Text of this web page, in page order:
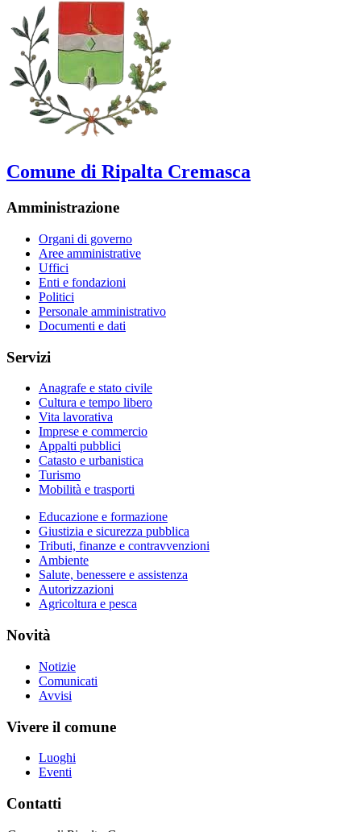
Comune di Ripalta Cremasca
Amministrazione
Organi di governo
Aree amministrative
Uffici
Enti e fondazioni
Politici
Personale amministrativo
Documenti e dati
Servizi
Anagrafe e stato civile
Cultura e tempo libero
Vita lavorativa
Imprese e commercio
Appalti pubblici
Catasto e urbanistica
Turismo
Mobilità e trasporti
Educazione e formazione
Giustizia e sicurezza pubblica
Tributi, finanze e contravvenzioni
Ambiente
Salute, benessere e assistenza
Autorizzazioni
Agricoltura e pesca
Novità
Notizie
Comunicati
Avvisi
Vivere il comune
Luoghi
Eventi
Contatti